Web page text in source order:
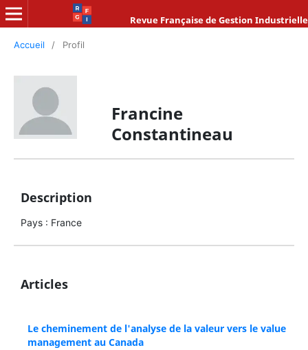
Revue Française de Gestion Industrielle
Accueil / Profil
Francine
Constantineau
Description
Pays : France
Articles
Le cheminement de l'analyse de la valeur vers le value
management au Canada